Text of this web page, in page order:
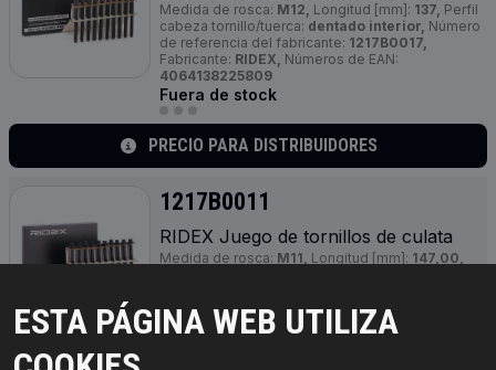
ESTA PÁGINA WEB UTILIZA
Medida de rosca: M12, Longitud [mm]: 137, Perfil
cabeza tornillo/tuerca: dentado interior, Número
de referencia del fabricante: 1217B0017,
Fabricante: RIDEX, Números de EAN:
4064138225809
Fuera de stock
PRECIO PARA DISTRIBUIDORES
1217B0011
RIDEX Juego de tornillos de culata
Medida de rosca: M11, Longitud [mm]: 147,00,
de referencia del fabricante:
1217B0011,
Fabricante:RIDEX,
Números de EAN: